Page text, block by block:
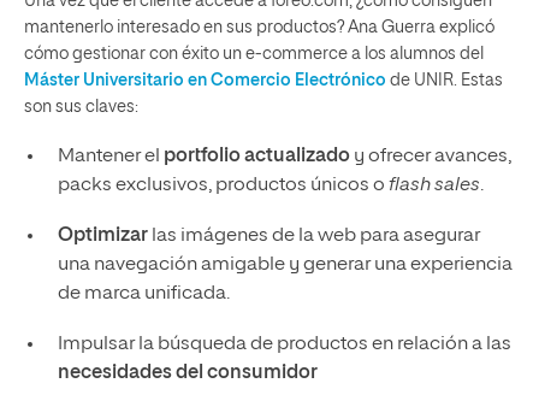
mantenerlo interesado en sus productos? Ana Guerra explicó
cómo gestionar con éxito un e-commerce a los alumnos del
Máster Universitario en Comercio Electrónico de UNIR. Estas
son sus claves:
Mantener el portfolio actualizadoy ofrecer avances,
packs exclusivos, productos únicos o flash sales.
Optimizarlas imágenes de la web para asegurar
una navegación amigable y generar una experiencia
de marca unificada.
Impulsar la búsqueda de productos en relación a las
necesidades del consumidor